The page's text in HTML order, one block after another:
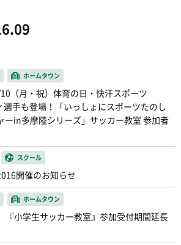
ホームタウン
（月・祝）体育の日・快汗スポーツ
手も登場！「いっしょにスポーツたのし
ーin多摩陸シリーズ」サッカー教室 参加者
スクール
開催のお知らせ
ホームタウン
『小学生サッカー教室』参加受付期間延長